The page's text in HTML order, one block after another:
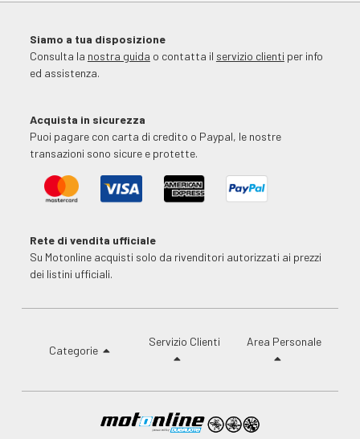
Siamo a tua disposizione
Consulta la nostra guida o contatta il servizio clienti per info
ed assistenza.
Acquista in sicurezza
Puoi pagare con carta di credito o Paypal, le nostre
transazioni sono sicure e protette.
Rete di vendita ufficiale
Su Motonline acquisti solo da rivenditori autorizzati ai prezzi
dei listini ufficiali.
Categorie
Servizio Clienti Area Personale